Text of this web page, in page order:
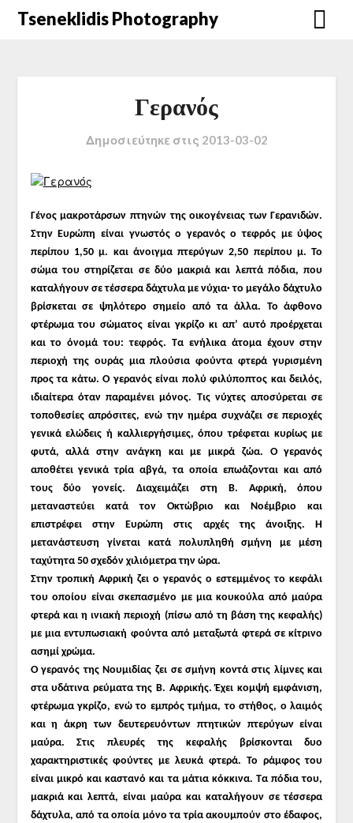
Μετάβαση
Tseneklidis Photography
Γερανός
Δημοσιεύτηκε στις 2013-03-02
Γένος μακροτάρσων πτηνών της οικογένειας των Γερανιδών.
Στην Ευρώπη είναι γνωστός ο γερανός ο τεφρός με ύψος
περίπου 1,50 μ. και άνοιγμα πτερύγων 2,50 περίπου μ. Το
σώμα του στηρίζεται σε δύο μακριά και λεπτά πόδια, που
καταλήγουν σε τέσσερα δάχτυλα με νύχια· το μεγάλο δάχτυλο
βρίσκεται σε ψηλότερο σημείο από τα άλλα. Το άφθονο
φτέρωμα του σώματος είναι γκρίζο κι απ’ αυτό προέρχεται
και το όνομά του: τεφρός. Τα ενήλικα άτομα έχουν στην
περιοχή της ουράς μια πλούσια φούντα φτερά γυρισμένη
προς τα κάτω. Ο γερανός είναι πολύ φιλύποπτος και δειλός,
ιδιαίτερα όταν παραμένει μόνος. Τις νύχτες αποσύρεται σε
τοποθεσίες απρόσιτες, ενώ την ημέρα συχνάζει σε περιοχές
γενικά ελώδεις ή καλλιεργήσιμες, όπου τρέφεται κυρίως με
φυτά, αλλά στην ανάγκη και με μικρά ζώα. Ο γερανός
αποθέτει γενικά τρία αβγά, τα οποία επωάζονται και από
τους δύο γονείς. Διαχειμάζει στη Β. Αφρική, όπου
μεταναστεύει κατά τον Οκτώβριο και Νοέμβριο και
επιστρέφει στην Ευρώπη στις αρχές της άνοιξης. Η
μετανάστευση γίνεται κατά πολυπληθή σμήνη με μέση
ταχύτητα 50 σχεδόν χιλιόμετρα την ώρα.
Στην τροπική Αφρική ζει ο γερανός ο εστεμμένος το κεφάλι
του οποίου είναι σκεπασμένο με μια κουκούλα από μαύρα
φτερά και η ινιακή περιοχή (πίσω από τη βάση της κεφαλής)
με μια εντυπωσιακή φούντα από μεταξωτά φτερά σε κίτρινο
ασημί χρώμα.
Ο γερανός της Νουμιδίας ζει σε σμήνη κοντά στις λίμνες και
στα υδάτινα ρεύματα της Β. Αφρικής. Έχει κομψή εμφάνιση,
φτέρωμα γκρίζο, ενώ το εμπρός τμήμα, το στήθος, ο λαιμός
και η άκρη των δευτερευόντων πτητικών πτερύγων είναι
μαύρα. Στις πλευρές της κεφαλής βρίσκονται δυο
χαρακτηριστικές φούντες με λευκά φτερά. Το ράμφος του
είναι μικρό και καστανό και τα μάτια κόκκινα. Τα πόδια του,
μακριά και λεπτά, είναι μαύρα και καταλήγουν σε τέσσερα
δάχτυλα, από τα οποία μόνο τα τρία ακουμπούν στο έδαφος,